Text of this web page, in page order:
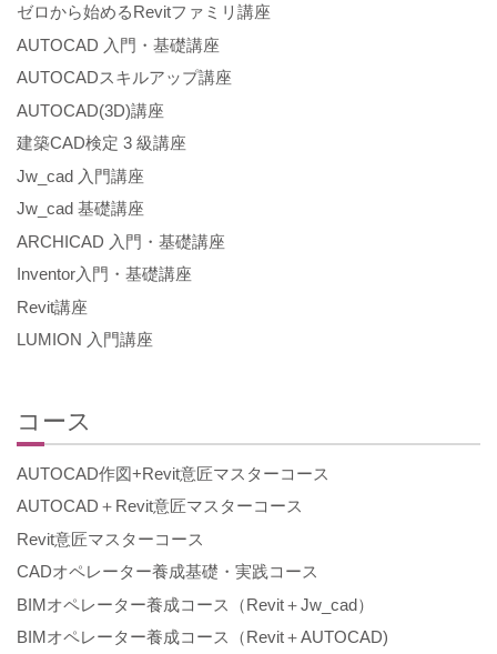
ゼロから始めるRevitファミリ講座
AUTOCAD 入門・基礎講座
AUTOCADスキルアップ講座
AUTOCAD(3D)講座
建築CAD検定 3 級講座
Jw_cad 入門講座
Jw_cad 基礎講座
ARCHICAD 入門・基礎講座
Inventor入門・基礎講座
Revit講座
LUMION 入門講座
コース
AUTOCAD作図+Revit意匠マスターコース
AUTOCAD＋Revit意匠マスターコース
Revit意匠マスターコース
CADオペレーター養成基礎・実践コース
BIMオペレーター養成コース（Revit＋Jw_cad）
BIMオペレーター養成コース（Revit＋AUTOCAD)